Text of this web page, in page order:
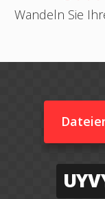
Wandeln Sie